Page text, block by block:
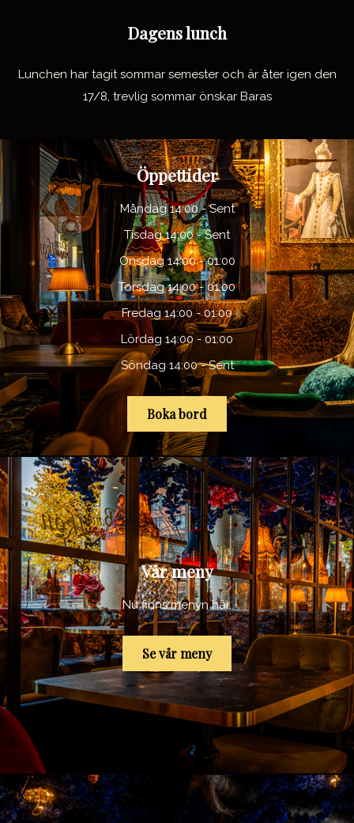
Dagens lunch
Lunchen har tagit sommar semester och är åter igen den
17/8, trevlig sommar önskar Baras
Öppettider
Måndag 14:00 - Sent
Tisdag 14:00 - Sent
Onsdag 14:00 - 01:00
Torsdag 14:00 - 01:00
Fredag 14:00 - 01:00
Lördag 14:00 - 01:00
Söndag 14:00 - Sent
Boka bord
Vår meny
Nu finns menyn här.
Se vår meny